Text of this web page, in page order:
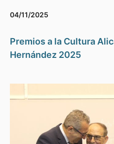
04/11/2025
Premios a la Cultura
Hernández 2025